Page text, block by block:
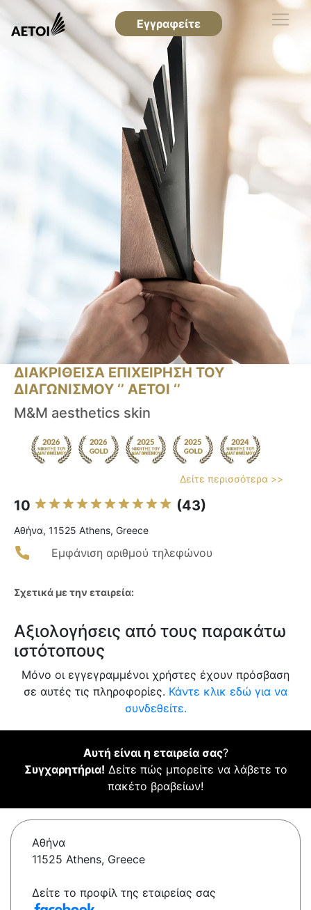
Εγγραφείτε
ΔΙΑΚΡΙΘΕΙΣΑ ΕΠΙΧΕΙΡΗΣΗ ΤΟΥ
ΔΙΑΓΩΝΙΣΜΟΥ ‘’ ΑΕΤΟΙ ‘’
M&M aesthetics skin
Δείτε περισσότερα >>
10 (43)
Αθήνα, 11525 Athens, Greece
Εμφάνιση αριθμού τηλεφώνου
Σχετικά με την εταιρεία:
Αξιολογήσεις από τους παρακάτω
ιστότοπους
Μόνο οι εγγεγραμμένοι χρήστες έχουν πρόσβαση
σε αυτές τις πληροφορίες. Κάντε κλικ εδώ για να
συνδεθείτε.
Αυτή είναι η εταιρεία σας?
Συγχαρητήρια! Δείτε πώς μπορείτε να λάβετε το
πακέτο βραβείων!
Αθήνα
11525 Athens, Greece
Δείτε το προφίλ της εταιρείας σας